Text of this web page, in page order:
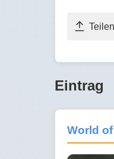
Teilen
Eintrag
World